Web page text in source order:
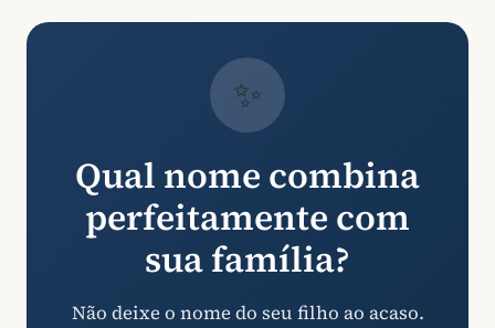
✨
Qual nome combina
perfeitamente com
sua família?
Não deixe o nome do seu filho ao acaso.